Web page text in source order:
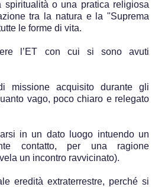
spiritualità o una pratica religiosa
tra la natura e la "Suprema
le forme di vita.
l’ET con cui si sono avuti
missione acquisito durante gli
vago, poco chiaro e relegato
in un dato luogo intuendo un
contatto, per una ragione
un incontro ravvicinato).
eredità extraterrestre, perché si